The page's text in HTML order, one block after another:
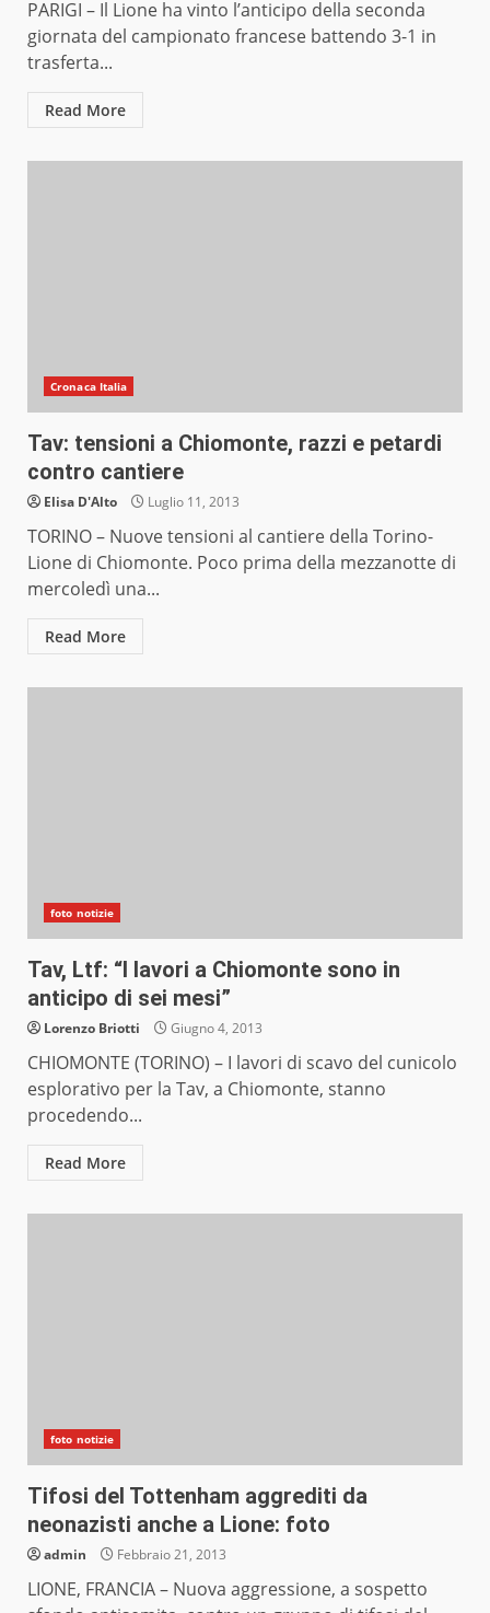
PARIGI – Il Lione ha vinto l’anticipo della seconda
giornata del campionato francese battendo 3-1 in
trasferta...
Read More
Cronaca Italia
Tav: tensioni a Chiomonte, razzi e petardi
contro cantiere
Elisa D'Alto Luglio 11, 2013
TORINO – Nuove tensioni al cantiere della Torino-
Lione di Chiomonte. Poco prima della mezzanotte di
mercoledì una...
Read More
foto notizie
Tav, Ltf: “I lavori a Chiomonte sono in
anticipo di sei mesi”
Lorenzo Briotti Giugno 4, 2013
CHIOMONTE (TORINO) – I lavori di scavo del cunicolo
esplorativo per la Tav, a Chiomonte, stanno
procedendo...
Read More
foto notizie
Tifosi del Tottenham aggrediti da
neonazisti anche a Lione: foto
admin Febbraio 21, 2013
LIONE, FRANCIA – Nuova aggressione, a sospetto